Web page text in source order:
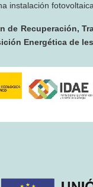
instalación
de Recuperación,
Energética de